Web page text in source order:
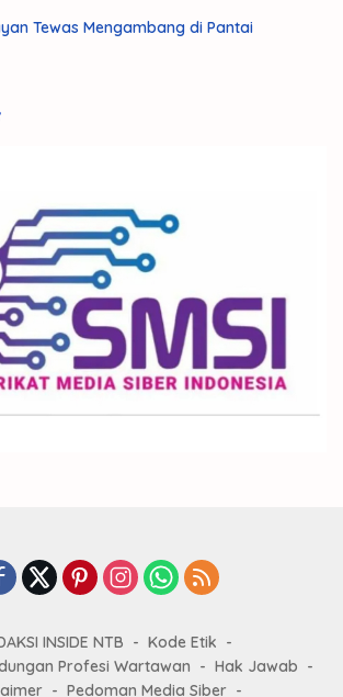
Tewas Mengambang di Pantai
INSIDE NTB
Kode Etik
Profesi Wartawan
Hak Jawab
Pedoman Media Siber